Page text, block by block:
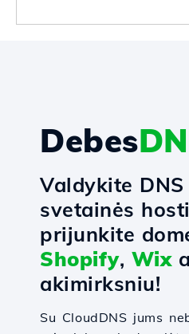
Debes
Valdykite
svetainės
prijunkite
Shopify, Wix
akimirksniu!
Su CloudDNS jums